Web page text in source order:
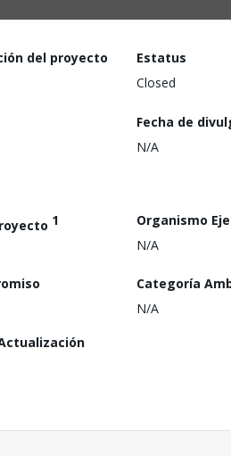
del proyecto
Estatus
Closed
Fecha de
N/A
1
Organismo
N/A
Categoría
N/A